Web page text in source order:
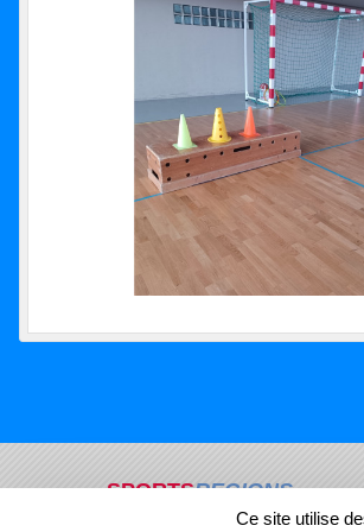
SPORTSREGIONS
visites
Ce site utilise